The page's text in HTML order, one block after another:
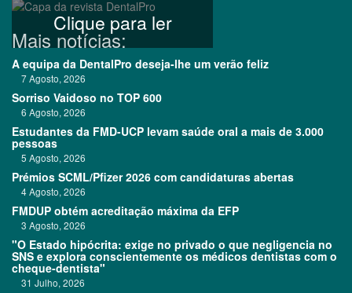
Clique para ler
Mais notícias:
A equipa da DentalPro deseja-lhe um verão feliz
7 Agosto, 2026
Sorriso Vaidoso no TOP 600
6 Agosto, 2026
Estudantes da FMD-UCP levam saúde oral a mais de 3.000
pessoas
5 Agosto, 2026
Prémios SCML/Pfizer 2026 com candidaturas abertas
4 Agosto, 2026
FMDUP obtém acreditação máxima da EFP
3 Agosto, 2026
"O Estado hipócrita: exige no privado o que negligencia no
SNS e explora conscientemente os médicos dentistas com o
cheque-dentista"
31 Julho, 2026